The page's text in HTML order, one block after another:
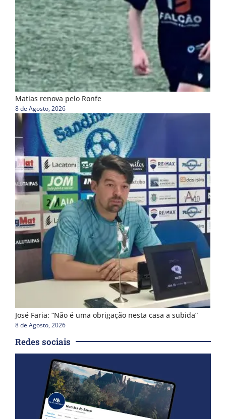
Matias renova pelo Ronfe
8 de Agosto, 2026
José Faria: “Não é uma obrigação nesta casa a subida”
8 de Agosto, 2026
Redes sociais